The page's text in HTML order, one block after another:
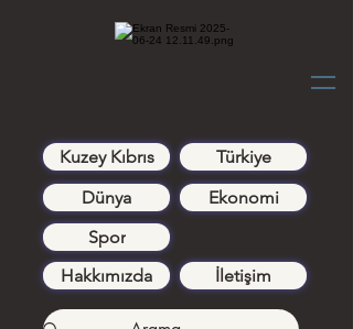
Kuzey Kıbrıs
Türkiye
Dünya
Ekonomi
Spor
Hakkımızda
İletişim